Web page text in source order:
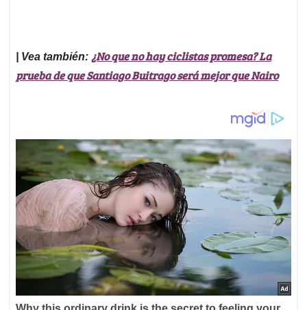
| Vea también: ¿No que no hay ciclistas promesa? La
prueba de que Santiago Buitrago será mejor que Nairo